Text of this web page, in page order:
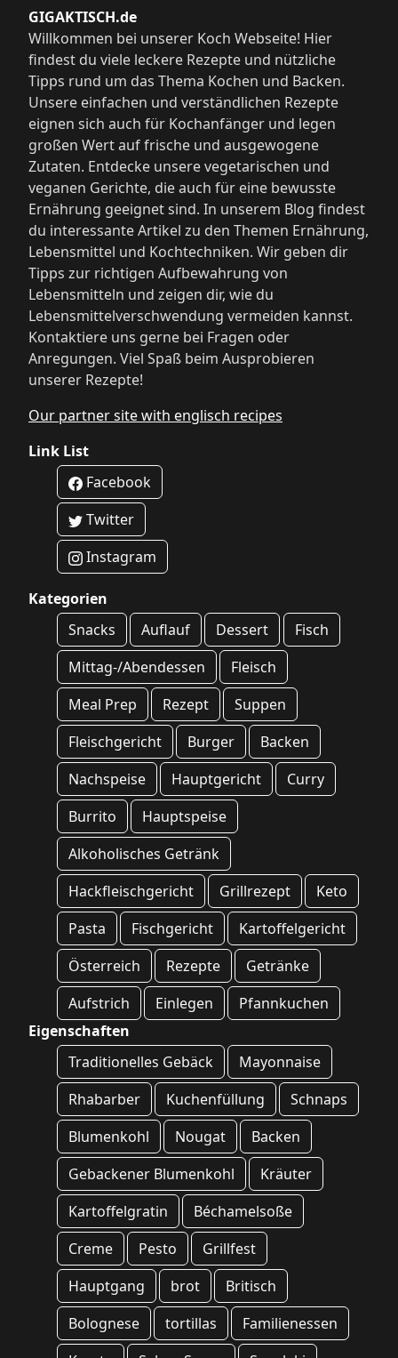
GIGAKTISCH.de
Willkommen bei unserer Koch Webseite! Hier
findest du viele leckere Rezepte und nützliche
Tipps rund um das Thema Kochen und Backen.
Unsere einfachen und verständlichen Rezepte
eignen sich auch für Kochanfänger und legen
großen Wert auf frische und ausgewogene
Zutaten. Entdecke unsere vegetarischen und
veganen Gerichte, die auch für eine bewusste
Ernährung geeignet sind. In unserem Blog findest
du interessante Artikel zu den Themen Ernährung,
Lebensmittel und Kochtechniken. Wir geben dir
Tipps zur richtigen Aufbewahrung von
Lebensmitteln und zeigen dir, wie du
Lebensmittelverschwendung vermeiden kannst.
Kontaktiere uns gerne bei Fragen oder
Anregungen. Viel Spaß beim Ausprobieren
unserer Rezepte!
Our partner site with englisch recipes
Link List
Facebook
Twitter
Instagram
Kategorien
Snacks
Auflauf Dessert
Fisch
Mittag-/Abendessen
Fleisch
Meal Prep
Rezept
Suppen
Fleischgericht
Burger
Backen
Nachspeise
Hauptgericht
Curry
Burrito
Hauptspeise
Alkoholisches Getränk
Hackfleischgericht
Grillrezept
Keto
Pasta
Fischgericht
Kartoffelgericht
Österreich
Rezepte
Getränke
Aufstrich
Einlegen
Pfannkuchen
Eigenschaften
Traditionelles Gebäck
Mayonnaise
Rhabarber
Kuchenfüllung
Schnaps
Blumenkohl
Nougat
Backen
Gebackener Blumenkohl
Kräuter
Kartoffelgratin
Béchamelsoße
Creme
Pesto
Grillfest
Hauptgang
brot
Britisch
Bolognese
tortillas
Familienessen